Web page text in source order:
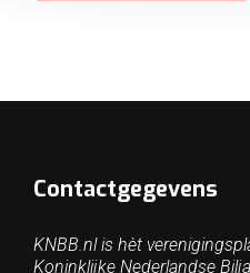
Contactgegevens
KNBB.nl is hèt
Koninklijke Nederlandse